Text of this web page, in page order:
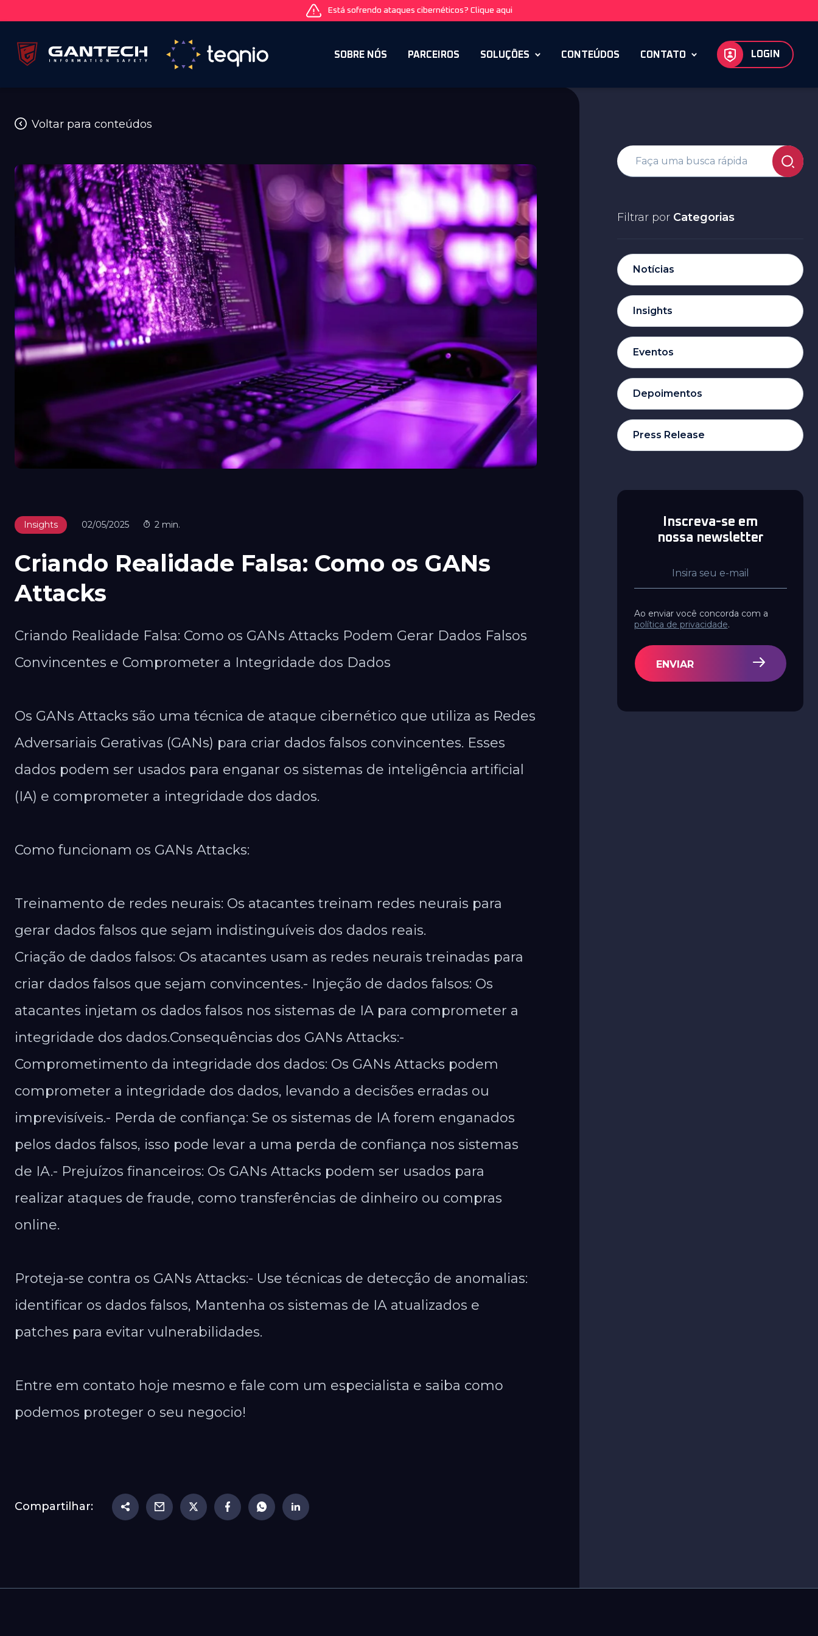
Está sofrendo ataques cibernéticos? Clique aqui
SOBRE NÓS PARCEIROS SOLUÇÕES CONTEÚDOS CONTATO LOGIN
Voltar para conteúdos
Insights 02/05/2025 2 min.
Criando Realidade Falsa: Como os GANs
Attacks
Criando Realidade Falsa: Como os GANs Attacks Podem Gerar Dados Falsos
Convincentes e Comprometer a Integridade dos Dados​
Os GANs Attacks são uma técnica de ataque cibernético que utiliza as Redes
Adversariais Gerativas (GANs) para criar dados falsos convincentes. Esses
dados podem ser usados para enganar os sistemas de inteligência artificial
(IA) e comprometer a integridade dos dados.​
Como funcionam os GANs Attacks:
Treinamento de redes neurais: Os atacantes treinam redes neurais para
gerar dados falsos que sejam indistinguíveis dos dados reais.
Criação de dados falsos: Os atacantes usam as redes neurais treinadas para
criar dados falsos que sejam convincentes.- Injeção de dados falsos: Os
atacantes injetam os dados falsos nos sistemas de IA para comprometer a
integridade dos dados.Consequências dos GANs Attacks:-
Comprometimento da integridade dos dados: Os GANs Attacks podem
comprometer a integridade dos dados, levando a decisões erradas ou
imprevisíveis.- Perda de confiança: Se os sistemas de IA forem enganados
pelos dados falsos, isso pode levar a uma perda de confiança nos sistemas
de IA.- Prejuízos financeiros: Os GANs Attacks podem ser usados para
realizar ataques de fraude, como transferências de dinheiro ou compras
online.​
Proteja-se contra os GANs Attacks:- Use técnicas de detecção de anomalias:
identificar os dados falsos, Mantenha os sistemas de IA atualizados e
patches para evitar vulnerabilidades.​
Entre em contato hoje mesmo e fale com um especialista e saiba como
podemos proteger o seu negocio!
Compartilhar:
Filtrar por Categorias
Notícias
Insights
Eventos
Depoimentos
Press Release
Inscreva-se em
nossa newsletter
Ao enviar você concorda com a
política de privacidade.
ENVIAR